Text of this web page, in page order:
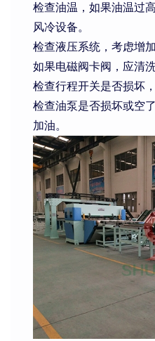
检查油温，如果油温过
风冷设备。
检查液压系统，考虑增加
如果电磁阀卡阀，应清
检查行程开关是否损坏
检查油泵是否损坏或空
加油。